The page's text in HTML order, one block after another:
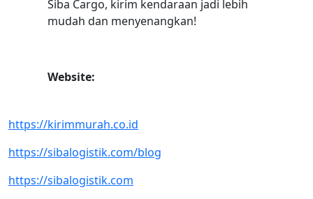
Siba Cargo, kirim kendaraan jadi lebih
mudah dan menyenangkan!
Website:
https://kirimmurah.co.id
https://sibalogistik.com/blog
https://sibalogistik.com